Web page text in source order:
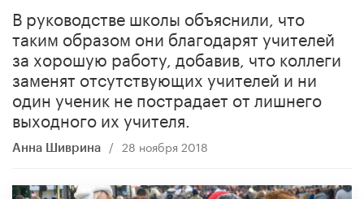
В руководстве школы объяснили, что
таким образом они благодарят учителей
за хорошую работу, добавив, что коллеги
заменят отсутствующих учителей и ни
один ученик не пострадает от лишнего
выходного их учителя.
Анна Шиврина / 28 ноября 2018